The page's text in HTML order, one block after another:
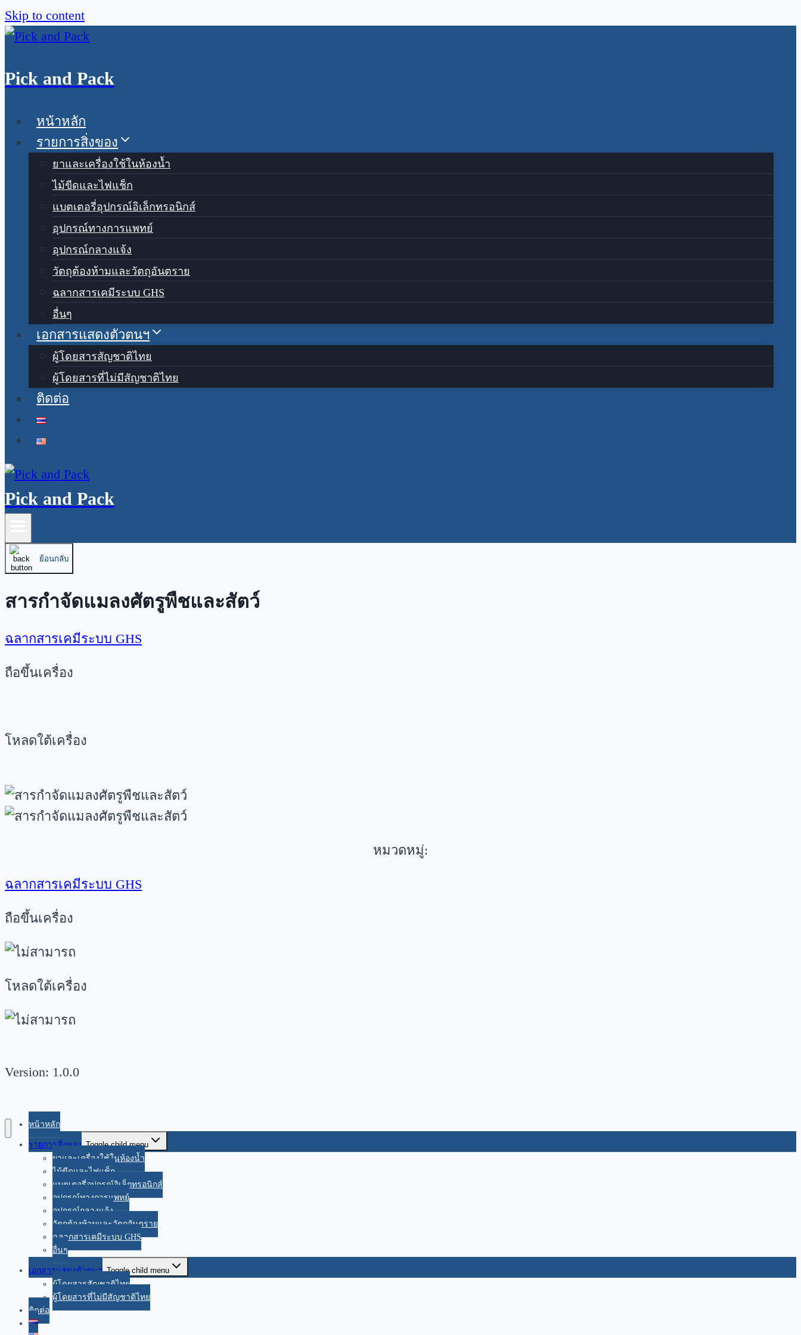
Skip to content
Pick and Pack
หน้าหลัก
รายการสิ่งของ
ยาและเครื่องใช้ในห้องน้ำ
ไม้ขีดและไฟแช็ก
แบตเตอรี่อุปกรณ์อิเล็กทรอนิกส์
อุปกรณ์ทางการแพทย์
อุปกรณ์กลางแจ้ง
วัตถุต้องห้ามและวัตถุอันตราย
ฉลากสารเคมีระบบ GHS
อื่นๆ
เอกสารแสดงตัวตนฯ
ผู้โดยสารสัญชาติไทย
ผู้โดยสารที่ไม่มีสัญชาติไทย
ติดต่อ
Pick and Pack
ย้อนกลับ
สารกำจัดแมลงศัตรูพืชและสัตว์
ฉลากสารเคมีระบบ GHS
ถือขึ้นเครื่อง
โหลดใต้เครื่อง
หมวดหมู่:
ฉลากสารเคมีระบบ GHS
ถือขึ้นเครื่อง
โหลดใต้เครื่อง
Version: 1.0.0
หน้าหลัก
รายการสิ่งของ Toggle child menu
ยาและเครื่องใช้ในห้องน้ำ
ไม้ขีดและไฟแช็ก
แบตเตอรี่อุปกรณ์อิเล็กทรอนิกส์
อุปกรณ์ทางการแพทย์
อุปกรณ์กลางแจ้ง
วัตถุต้องห้ามและวัตถุอันตราย
ฉลากสารเคมีระบบ GHS
อื่นๆ
เอกสารแสดงตัวตนฯ Toggle child menu
ผู้โดยสารสัญชาติไทย
ผู้โดยสารที่ไม่มีสัญชาติไทย
ติดต่อ